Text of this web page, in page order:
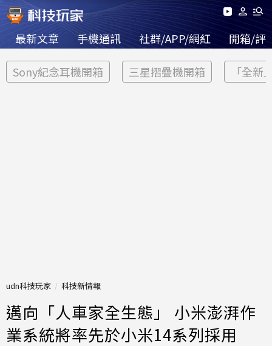
最新文章 手機通訊 社群/APP/網紅 開箱/評
Sony紀念耳機開箱 三星摺疊機開箱 「全新
udn科技玩家 科技新情報
邁向「人車家全生態」 小米澎湃作
業系統將率先於小米14系列採用